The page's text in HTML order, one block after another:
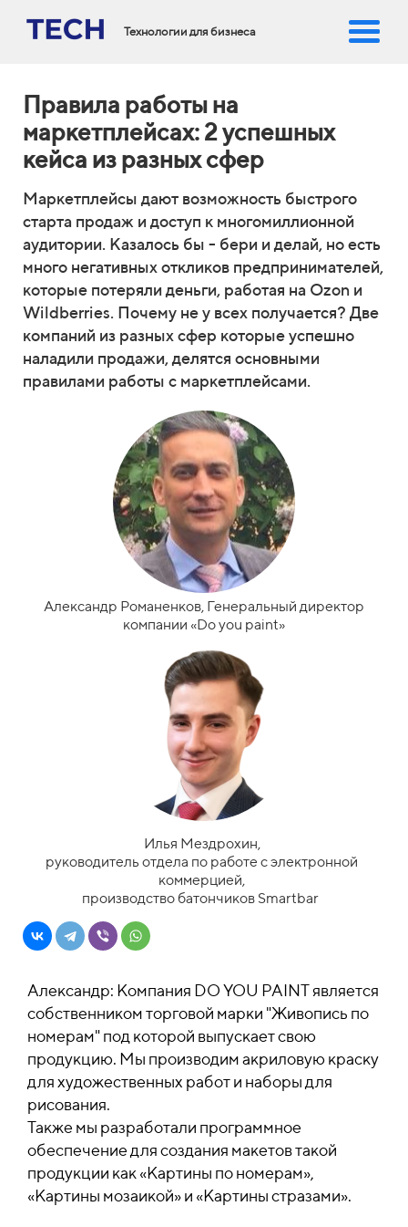
Технологии для бизнеса
Правила работы на
маркетплейсах: 2 успешных
кейса из разных сфер
Маркетплейсы дают возможность быстрого
старта продаж и доступ к многомиллионной
аудитории. Казалось бы - бери и делай, но есть
много негативных откликов предпринимателей,
которые потеряли деньги, работая на Ozon и
Wildberries. Почему не у всех получается? Две
компаний из разных сфер которые успешно
наладили продажи, делятся основными
правилами работы с маркетплейсами.
Александр Романенков, Генеральный директор
компании «Do you paint»
Илья Мездрохин,
руководитель отдела по работе с электронной
коммерцией,
производство батончиков Smartbar
Александр: Компания DO YOU PAINT является
собственником торговой марки "Живопись по
номерам" под которой выпускает свою
продукцию. Мы производим акриловую краску
для художественных работ и наборы для
рисования.
Также мы разработали программное
обеспечение для создания макетов такой
продукции как «Картины по номерам»,
«Картины мозаикой» и «Картины стразами».